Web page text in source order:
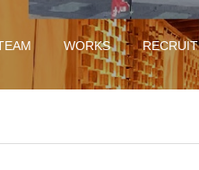
WORKS RECRUIT